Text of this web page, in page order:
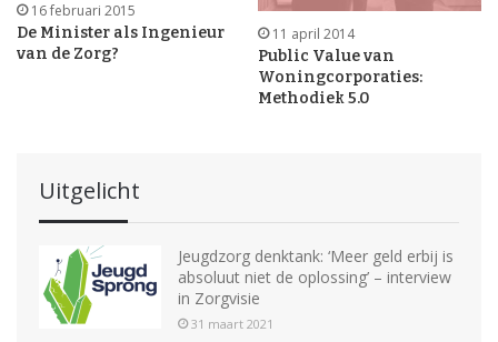
16 februari 2015
De Minister als Ingenieur
van de Zorg?
11 april 2014
Public Value van
Woningcorporaties:
Methodiek 5.0
Uitgelicht
Jeugdzorg denktank: ‘Meer geld erbij is
absoluut niet de oplossing’ – interview
in Zorgvisie
31 maart 2021